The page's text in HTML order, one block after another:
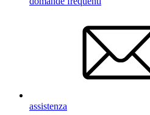
assistenza